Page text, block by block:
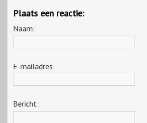
Plaats een reactie:
Naam:
E-mailadres:
Bericht: